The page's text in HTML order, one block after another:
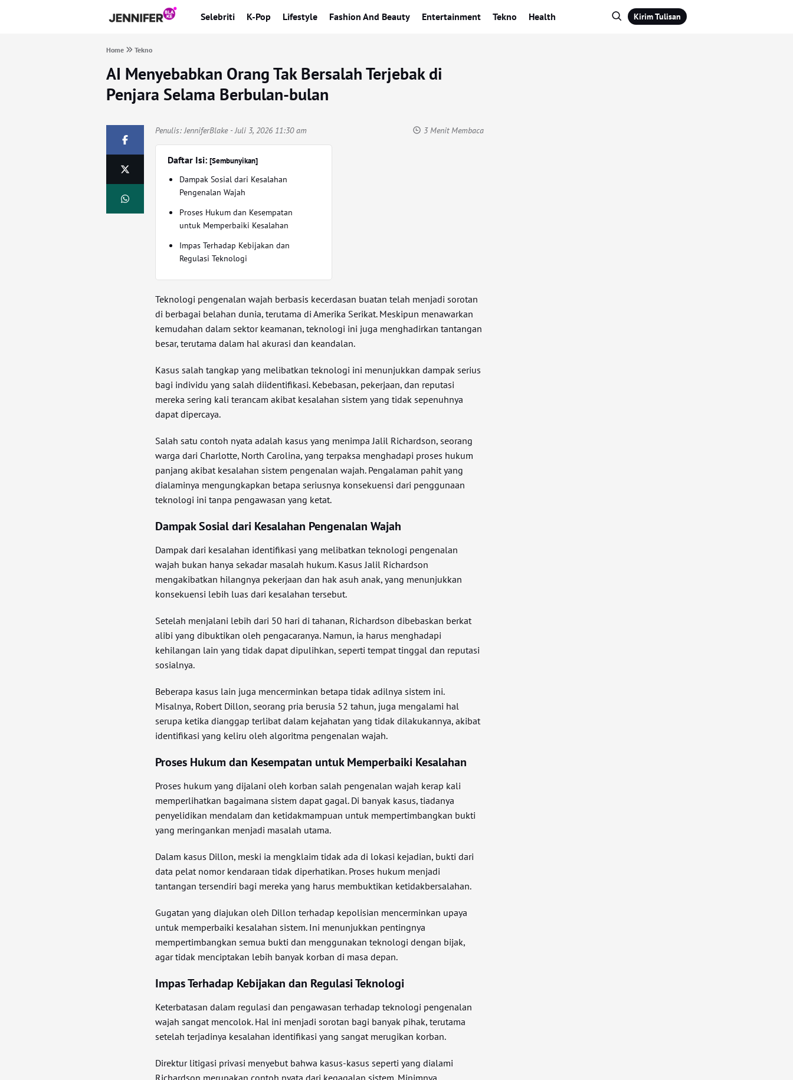
Selebriti K-Pop Lifestyle Fashion And Beauty Entertainment Tekno Health Kirim Tulisan
Home Tekno
AI Menyebabkan Orang Tak Bersalah Terjebak di
Penjara Selama Berbulan-bulan
Penulis:JenniferBlake- Juli 3, 2026 11:30 am 3 Menit Membaca
Daftar Isi:[Sembunyikan]
Dampak Sosial dari Kesalahan
Pengenalan Wajah
Proses Hukum dan Kesempatan
untuk Memperbaiki Kesalahan
Impas Terhadap Kebijakan dan
Regulasi Teknologi
Teknologi pengenalan wajah berbasis kecerdasan buatan telah menjadi sorotan
di berbagai belahan dunia, terutama di Amerika Serikat. Meskipun menawarkan
kemudahan dalam sektor keamanan, teknologi ini juga menghadirkan tantangan
besar, terutama dalam hal akurasi dan keandalan.
Kasus salah tangkap yang melibatkan teknologi ini menunjukkan dampak serius
bagi individu yang salah diidentifikasi. Kebebasan, pekerjaan, dan reputasi
mereka sering kali terancam akibat kesalahan sistem yang tidak sepenuhnya
dapat dipercaya.
Salah satu contoh nyata adalah kasus yang menimpa Jalil Richardson, seorang
warga dari Charlotte, North Carolina, yang terpaksa menghadapi proses hukum
panjang akibat kesalahan sistem pengenalan wajah. Pengalaman pahit yang
dialaminya mengungkapkan betapa seriusnya konsekuensi dari penggunaan
teknologi ini tanpa pengawasan yang ketat.
Dampak Sosial dari Kesalahan Pengenalan Wajah
Dampak dari kesalahan identifikasi yang melibatkan teknologi pengenalan
wajah bukan hanya sekadar masalah hukum. Kasus Jalil Richardson
mengakibatkan hilangnya pekerjaan dan hak asuh anak, yang menunjukkan
konsekuensi lebih luas dari kesalahan tersebut.
Setelah menjalani lebih dari 50 hari di tahanan, Richardson dibebaskan berkat
alibi yang dibuktikan oleh pengacaranya. Namun, ia harus menghadapi
kehilangan lain yang tidak dapat dipulihkan, seperti tempat tinggal dan reputasi
sosialnya.
Beberapa kasus lain juga mencerminkan betapa tidak adilnya sistem ini.
Misalnya, Robert Dillon, seorang pria berusia 52 tahun, juga mengalami hal
serupa ketika dianggap terlibat dalam kejahatan yang tidak dilakukannya, akibat
identifikasi yang keliru oleh algoritma pengenalan wajah.
Proses Hukum dan Kesempatan untuk Memperbaiki Kesalahan
Proses hukum yang dijalani oleh korban salah pengenalan wajah kerap kali
memperlihatkan bagaimana sistem dapat gagal. Di banyak kasus, tiadanya
penyelidikan mendalam dan ketidakmampuan untuk mempertimbangkan bukti
yang meringankan menjadi masalah utama.
Dalam kasus Dillon, meski ia mengklaim tidak ada di lokasi kejadian, bukti dari
data pelat nomor kendaraan tidak diperhatikan. Proses hukum menjadi
tantangan tersendiri bagi mereka yang harus membuktikan ketidakbersalahan.
Gugatan yang diajukan oleh Dillon terhadap kepolisian mencerminkan upaya
untuk memperbaiki kesalahan sistem. Ini menunjukkan pentingnya
mempertimbangkan semua bukti dan menggunakan teknologi dengan bijak,
agar tidak menciptakan lebih banyak korban di masa depan.
Impas Terhadap Kebijakan dan Regulasi Teknologi
Keterbatasan dalam regulasi dan pengawasan terhadap teknologi pengenalan
wajah sangat mencolok. Hal ini menjadi sorotan bagi banyak pihak, terutama
setelah terjadinya kesalahan identifikasi yang sangat merugikan korban.
Direktur litigasi privasi menyebut bahwa kasus-kasus seperti yang dialami
Richardson merupakan contoh nyata dari kegagalan sistem. Minimnya